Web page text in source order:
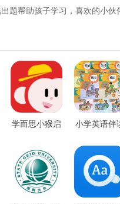
题帮助孩子学习，喜欢的小伙
学而思小猴启 小学英语伴